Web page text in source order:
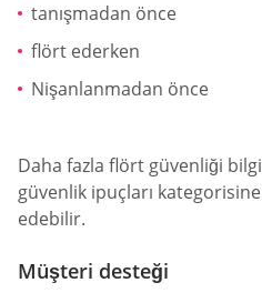
tanışmadan önce
flört ederken
Nişanlanmadan önce
Daha fazla flört güvenliği
güvenlik ipuçları
edebilir.
Müşteri desteği